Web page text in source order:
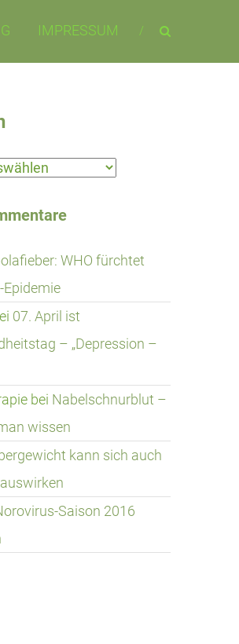
IMPRESSUM
WHO fürchtet
Epidemie
07. April ist
– „Depression –
bei Nabelschnurblut –
wissen
kann sich auch
Saison 2016